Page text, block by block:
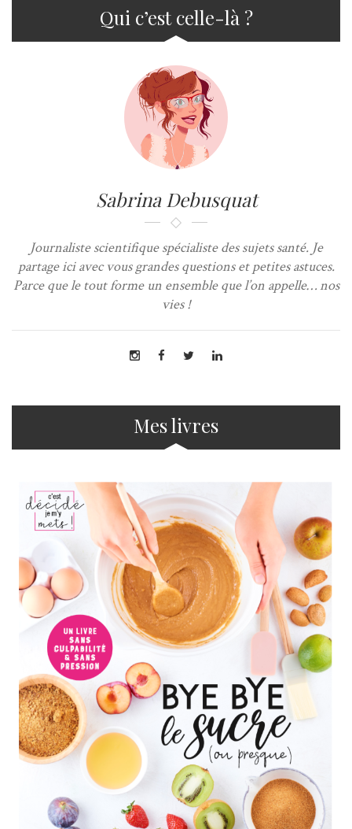
Qui c’est celle-là ?
Sabrina Debusquat
Journaliste scientifique spécialiste des sujets santé. Je
partage ici avec vous grandes questions et petites astuces.
Parce que le tout forme un ensemble que l’on appelle… nos
vies !
Mes livres